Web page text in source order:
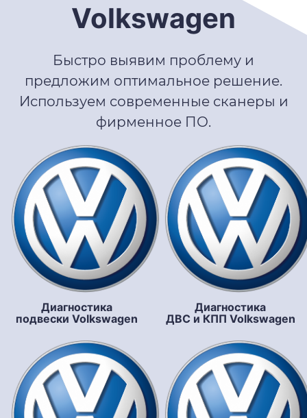
Volkswagen
Быстро выявим проблему и
предложим оптимальное решение.
Используем современные сканеры и
фирменное ПО.
Диагностика
подвески Volkswagen
Диагностика
ДВС и КПП Volkswagen